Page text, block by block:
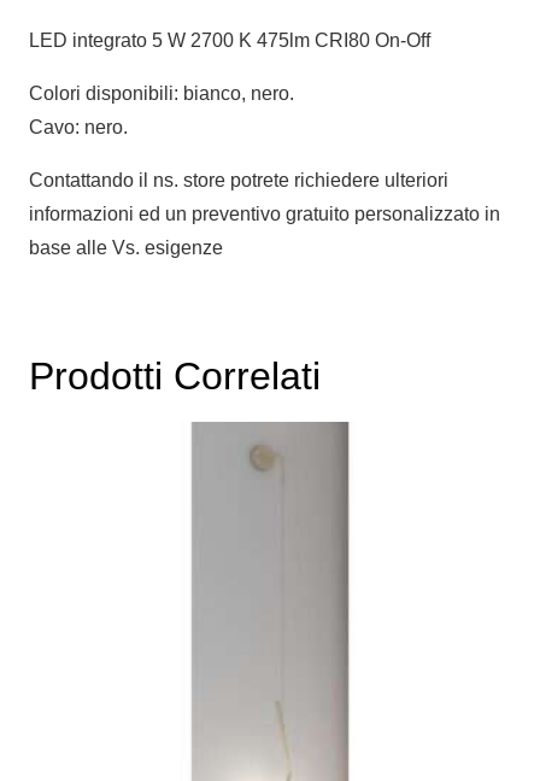
LED integrato 5 W 2700 K 475lm CRI80 On-Off
Colori disponibili: bianco, nero.
Cavo: nero.
Contattando il ns. store potrete richiedere ulteriori
informazioni ed un preventivo gratuito personalizzato in
base alle Vs. esigenze
Prodotti Correlati